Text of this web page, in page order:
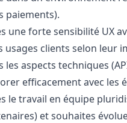
paiements).
une forte sensibilité UX
usages clients selon leur
les aspects techniques
efficacement avec les
le travail en équipe
et souhaites